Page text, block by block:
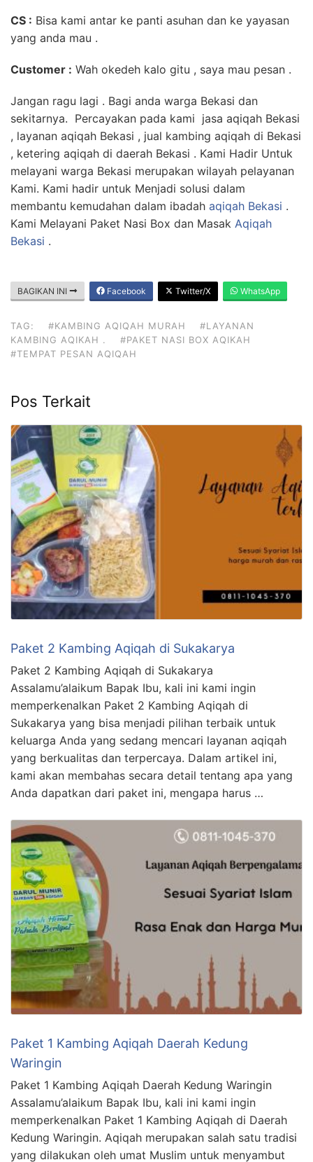
CS : Bisa kami antar ke panti asuhan dan ke yayasan
yang anda mau .
Customer : Wah okedeh kalo gitu , saya mau pesan .
Jangan ragu lagi . Bagi anda warga Bekasi dan
sekitarnya. Percayakan pada kami jasa aqiqah Bekasi
, layanan aqiqah Bekasi , jual kambing aqiqah di Bekasi
, ketering aqiqah di daerah Bekasi . Kami Hadir Untuk
melayani warga Bekasi merupakan wilayah pelayanan
Kami. Kami hadir untuk Menjadi solusi dalam
membantu kemudahan dalam ibadah aqiqah Bekasi .
Kami Melayani Paket Nasi Box dan Masak Aqiqah
Bekasi .
BAGIKAN INI Facebook Twitter/X WhatsApp
TAG: #KAMBING AQIQAH MURAH
#LAYANAN
KAMBING AQIKAH .
#PAKET NASI BOX AQIKAH
#TEMPAT PESAN AQIQAH
Pos Terkait
Paket 2 Kambing Aqiqah di Sukakarya
Paket 2 Kambing Aqiqah di Sukakarya
Assalamu’alaikum Bapak Ibu, kali ini kami ingin
memperkenalkan Paket 2 Kambing Aqiqah di
Sukakarya yang bisa menjadi pilihan terbaik untuk
keluarga Anda yang sedang mencari layanan aqiqah
yang berkualitas dan terpercaya. Dalam artikel ini,
kami akan membahas secara detail tentang apa yang
Anda dapatkan dari paket ini, mengapa harus …
Paket 1 Kambing Aqiqah Daerah Kedung
Waringin
Paket 1 Kambing Aqiqah Daerah Kedung Waringin
Assalamu’alaikum Bapak Ibu, kali ini kami ingin
memperkenalkan Paket 1 Kambing Aqiqah di Daerah
Kedung Waringin. Aqiqah merupakan salah satu tradisi
yang dilakukan oleh umat Muslim untuk menyambut